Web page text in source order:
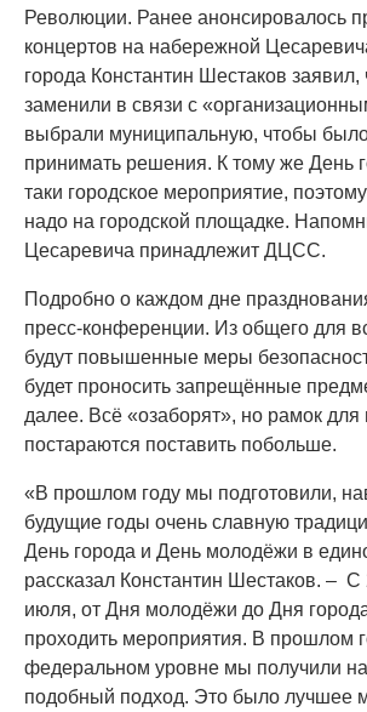
Революции. Ранее анонсировалось
концертов на набережной
города Константин Шестаков
заменили в связи с
выбрали муниципальную, чтобы
принимать решения. К тому же День
таки городское мероприятие,
надо на городской площадке.
Цесаревича принадлежит ДЦСС.
Подробно о каждом дне
пресс-конференции. Из общего для
будут повышенные меры
будет проносить запрещённые
далее. Всё «озаборят», но рамок
постараются поставить побольше.
«В прошлом году мы подготовили,
будущие годы очень славную
День города и День молодёжи в
рассказал Константин Шестаков. –
июля, от Дня молодёжи до Дня
проходить мероприятия. В прошлом
федеральном уровне мы получили
подобный подход. Это было лучшее